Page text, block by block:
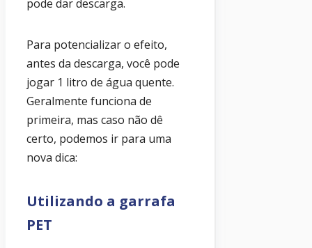
pode dar descarga.
Para potencializar o efeito,
antes da descarga, você pode
jogar 1 litro de água quente.
Geralmente funciona de
primeira, mas caso não dê
certo, podemos ir para uma
nova dica:
Utilizando a garrafa
PET